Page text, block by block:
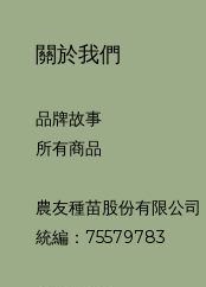
關於我們
品牌故事
所有商品
農友種苗股份有限公司
統編：75579783